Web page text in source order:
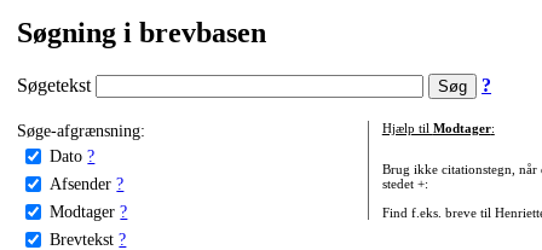
Søgning i brevbasen
Søgetekst ?
Søge-afgrænsning:
Dato ?
Afsender ?
Modtager ?
Brevtekst ?
Hjælp til Modtager:
Brug ikke citationstegn, når
stedet +:
Find f.eks. breve til